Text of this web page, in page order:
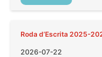
Roda d’Escrita 2025-
2026-07-22